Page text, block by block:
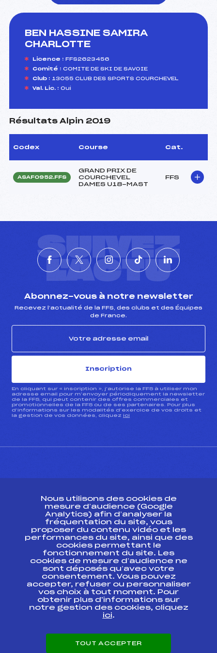
le ski
BEN HASSINE SAMIRA
CHARLOTTE
Licence : FFS2623456
Comité : COMITE DE SKI DE SAVOIE
Club : 13055 CLUB DES SPORTS COURCHEVEL
Val. Lic. : Oui
Résultats Alpin 2019
Codex Course Cat.
ASAF0952.FFS
GRAND PRIX DE
COURCHEVEL
DAMES U18-MAST
FFS
SUIVEZ
L'ACTU
Abonnez-vous à notre newsletter
Recevez l’actualité de la FFS, des clubs et des Équipes
de France.
Inscription
En cliquant sur « inscription », j’autorise la FFS à utiliser mon
adresse email pour m’envoyer périodiquement la newsletter
de la FFS, qui peut contenir des offres commerciales et
promotionnelles de la FFS ou de ses partenaires. Pour plus
d’informations sur les modalités d’exercice de vos droits et
la gestion de vos données, cliquez ici
ESPACE PRESSE
Ressources
Pass’Neige
Projet sportif fédéral
Projet de performance fédéral
Antidopage
Pôle Développement, Formation, Suivi
Scientifique
Listes ministérielles
Pôle vie de l’athlète
Nous utilisons des cookies de
mesure d’audience (Google
Analytics) afin d’analyser la
fréquentation du site, vous
proposer du contenu vidéo et les
performances du site, ainsi que des
cookies permettant le
fonctionnement du site. Les
cookies de mesure d’audience ne
sont déposés qu’avec votre
consentement. Vous pouvez
accepter, refuser ou personnaliser
vos choix à tout moment. Pour
obtenir plus d'informations sur
notre gestion des cookies, cliquez
ici.
TOUT ACCEPTER